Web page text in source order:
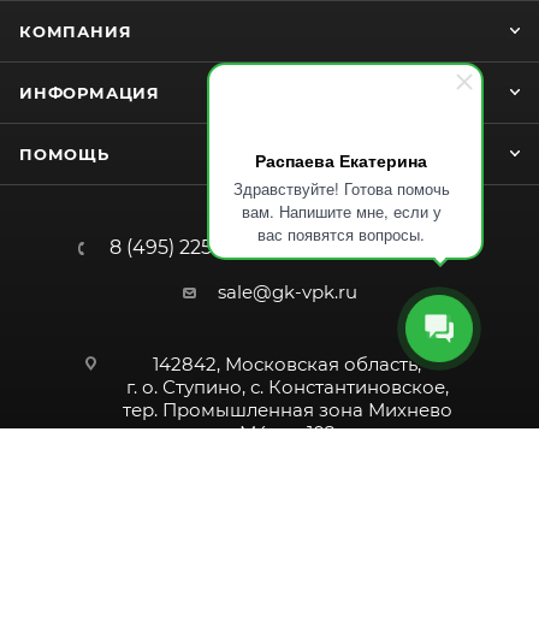
Распаева Екатерина
Здравствуйте! Готова помочь
вам. Напишите мне, если у
вас появятся вопросы.
КОМПАНИЯ
ИНФОРМАЦИЯ
ПОМОЩЬ
8 (495) 225-52-74 ЗАКАЗАТЬ ЗВОНОК
sale@gk-vpk.ru
142842, Московская область,
г. о. Ступино, с. Константиновское,
тер. Промышленная зона Михнево
М4, вл. 102